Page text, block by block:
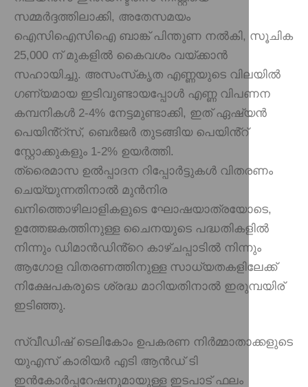
സമ്മർദ്ദത്തിലാക്കി, അതേസമയം
ഐസിഐസിഐ ബാങ്ക് പിന്തുണ നൽകി, സൂചിക
25,000 ന് മുകളിൽ കൈവശം വയ്ക്കാൻ
സഹായിച്ചു. അസംസ്‌കൃത എണ്ണയുടെ വിലയിൽ
ഗണ്യമായ ഇടിവുണ്ടായപ്പോൾ എണ്ണ വിപണന
കമ്പനികൾ 2-4% നേട്ടമുണ്ടാക്കി, ഇത് ഏഷ്യൻ
പെയിൻ്റ്‌സ്, ബെർജർ തുടങ്ങിയ പെയിൻ്റ്
സ്റ്റോക്കുകളും 1-2% ഉയർത്തി.
ത്രൈമാസ ഉൽപ്പാദന റിപ്പോർട്ടുകൾ വിതരണം
ചെയ്യുന്നതിനാൽ മുൻനിര
ഖനിത്തൊഴിലാളികളുടെ ഘോഷയാത്രയോടെ,
ഉത്തേജകത്തിനുള്ള ചൈനയുടെ പദ്ധതികളിൽ
നിന്നും ഡിമാൻഡിൻ്റെ കാഴ്ചപ്പാടിൽ നിന്നും
ആഗോള വിതരണത്തിനുള്ള സാധ്യതകളിലേക്ക്
നിക്ഷേപകരുടെ ശ്രദ്ധ മാറിയതിനാൽ ഇരുമ്പയിര്
ഇടിഞ്ഞു.
സ്വീഡിഷ് ടെലികോം ഉപകരണ നിർമ്മാതാക്കളുടെ
യുഎസ് കാരിയർ എടി ആൻഡ് ടി
ഇൻകോർപ്പറേഷനുമായുള്ള ഇടപാട് ഫലം